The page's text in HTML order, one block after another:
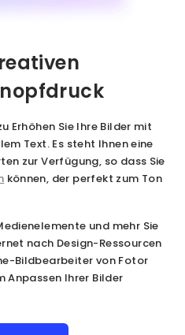
Erhöhen Sie Ihre Bilder mit
Text. Es steht Ihnen eine
zur Verfügung, so dass Sie
können, der perfekt zum Ton
und mehr Sie
nach Design-Ressourcen
Bildbearbeiter von Fotor
Anpassen Ihrer Bilder